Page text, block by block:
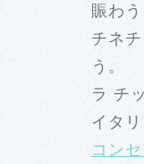
賑わ
チネ
う。
ラ チ
イタ
コン